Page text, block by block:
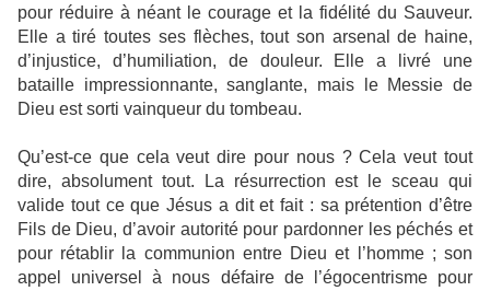
pour réduire à néant le courage et la fidélité du Sauveur.
Elle a tiré toutes ses flèches, tout son arsenal de haine,
d’injustice, d’humiliation, de douleur. Elle a livré une
bataille impressionnante, sanglante, mais le Messie de
Dieu est sorti vainqueur du tombeau.
Qu’est-ce que cela veut dire pour nous ? Cela veut tout
dire, absolument tout. La résurrection est le sceau qui
valide tout ce que Jésus a dit et fait : sa prétention d’être
Fils de Dieu, d’avoir autorité pour pardonner les péchés et
pour rétablir la communion entre Dieu et l’homme ; son
appel universel à nous défaire de l’égocentrisme pour